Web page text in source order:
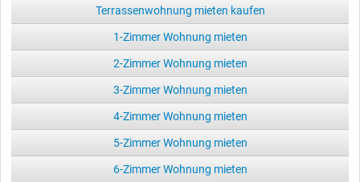
Terrassenwohnung mieten kaufen
1-Zimmer Wohnung mieten
2-Zimmer Wohnung mieten
3-Zimmer Wohnung mieten
4-Zimmer Wohnung mieten
5-Zimmer Wohnung mieten
6-Zimmer Wohnung mieten